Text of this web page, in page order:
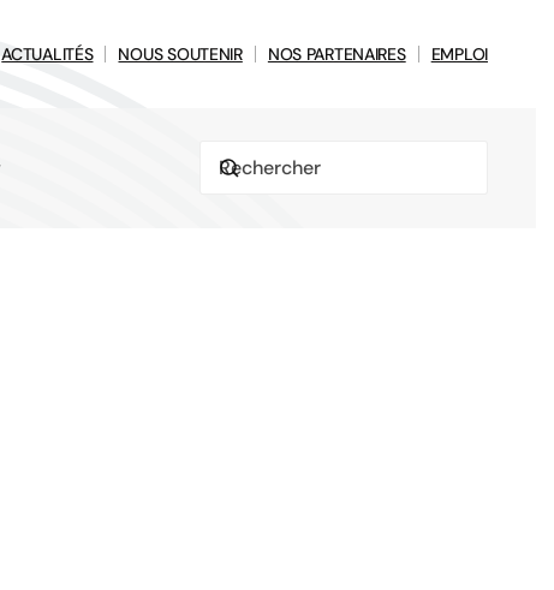
ACTUALITÉS NOUS SOUTENIR NOS PARTENAIRES EMPLOI